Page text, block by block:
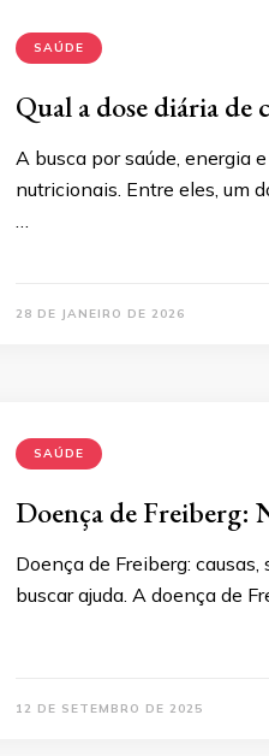
SAÚDE
Qual a dose diária de
A busca por saúde, energia
nutricionais. Entre eles, um
…
28 DE JANEIRO DE 2026
SAÚDE
Doença de Freiberg:
Doença de Freiberg:
buscar ajuda. A doença de
12 DE SETEMBRO DE 2025